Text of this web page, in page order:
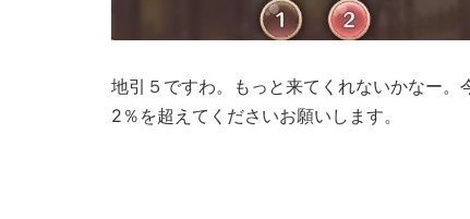
地引５ですわ。もっと来てくれないかなー。
2％を超えてくださいお願いします。